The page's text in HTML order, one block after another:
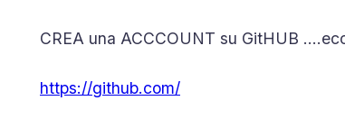
CREA una ACCCOUNT su GitHUB
https://github.com/